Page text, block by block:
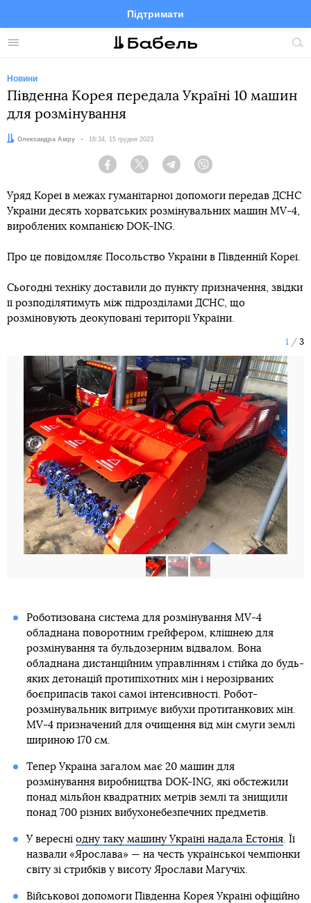
Меню
Підтримати
FacebookTelegramTwitter
Новини
Південна Корея передала Україні 10 машин
для розмінування
Автор:
Олександра Амру Дата:
16:34, 15 грудня 2023
Facebook Twitter Telegram
Уряд Кореї в межах гуманітарної допомоги передав ДСНС
України десять хорватських розмінувальних машин MV-4,
вироблених компанією DOK-ING.
Про це повідомляє Посольство України в Південній Кореї.
Сьогодні техніку доставили до пункту призначення, звідки
її розподілятимуть між підрозділами ДСНС, що
розміновують деокуповані території України.
1 3
Роботизована система для розмінування MV-4
обладнана поворотним грейфером, клішнею для
розмінування та бульдозерним відвалом. Вона
обладнана дистанційним управлінням і стійка до будь-
яких детонацій протипіхотних мін і нерозірваних
боєприпасів такої самої інтенсивності. Робот-
розмінувальник витримує вибухи протитанкових мін.
MV-4 призначений для очищення від мін смуги землі
шириною 170 см.
Тепер Україна загалом має 20 машин для
розмінування виробництва DOK-ING, які обстежили
понад мільйон квадратних метрів землі та знищили
понад 700 різних вибухонебезпечних предметів.
У вересні одну таку машину Україні надала Естонія. Її
назвали «Ярослава» — на честь української чемпіонки
світу зі стрибків у висоту Ярослави Магучіх.
Військової допомоги Південна Корея Україні офіційно